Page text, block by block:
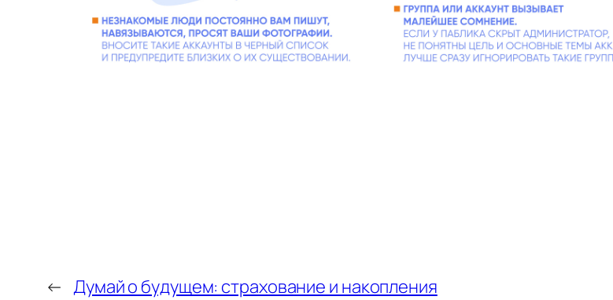
← Думай о будущем: страхование и накопления